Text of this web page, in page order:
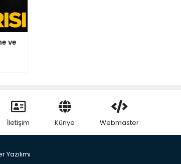
ve
İletişim Künye Webmaster
Yazılımı